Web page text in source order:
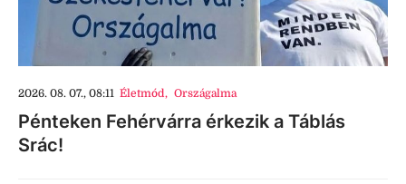
2026. 08. 07., 08:11 Életmód, Országalma
Pénteken Fehérvárra érkezik a Táblás
Srác!